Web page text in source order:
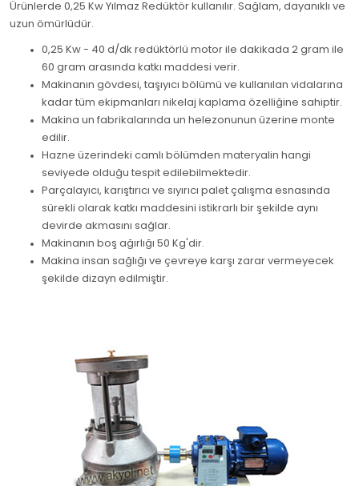
Ürünlerde 0,25 Kw Yılmaz Redüktör kullanılır. Sağlam, dayanıklı ve
uzun ömürlüdür.
0,25 Kw - 40 d/dk redüktörlü motor ile dakikada 2 gram ile
60 gram arasında katkı maddesi verir.
Makinanın gövdesi, taşıyıcı bölümü ve kullanılan vidalarına
kadar tüm ekipmanları nikelaj kaplama özelliğine sahiptir.
Makina un fabrikalarında un helezonunun üzerine monte
edilir.
Hazne üzerindeki camlı bölümden materyalin hangi
seviyede olduğu tespit edilebilmektedir.
Parçalayıcı, karıştırıcı ve sıyırıcı palet çalışma esnasında
sürekli olarak katkı maddesini istikrarlı bir şekilde aynı
devirde akmasını sağlar.
Makinanın boş ağırlığı 50 Kg'dir.
Makina insan sağlığı ve çevreye karşı zarar vermeyecek
şekilde dizayn edilmiştir.